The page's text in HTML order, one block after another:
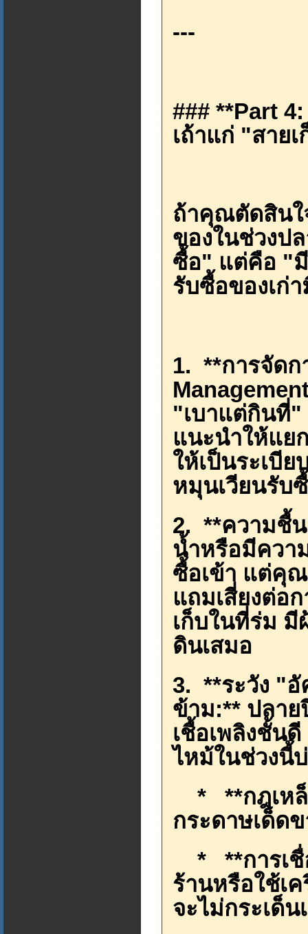
---
### **Part
เถ้าแก่ "สาย
ถ้าคุณตัดสินใ
ของในช่วงป
ซื้อ" แต่คือ "
รับซื้อของเก่
1. **การจัดก
"เบาแต่กินที่
แนะนำให้แย
ให้เป็นระเบี
หมุนเวียนรับ
2. **ความชื้
น้ำหรือมีควา
ซื้อเข้า แต่คุ
แถมเสี่ยงต่อ
เก็บในที่ร่ม
ดินเสมอ
3. **ระวัง "
ข้าม:** ปลาย
เชื้อเพลิงชั้น
ไหม้ในช่วงนี้
* **กฎเหล็
กระดาษเด็ด
* **การเชื่
ร้านหรือใช้เค
จะไม่กระเด็